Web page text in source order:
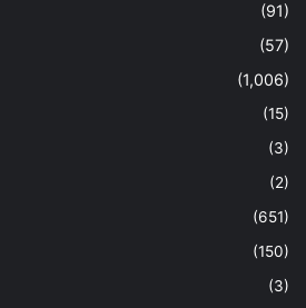
(91)
(57)
(1,006)
(15)
(3)
(2)
(651)
(150)
(3)